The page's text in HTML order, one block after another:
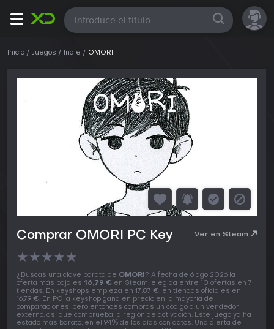
Todas
Inicio Juegos Indie OMORI
Comprar OMORI PC Key Ver en Steam
★★★★★
¿Buscas una clave barata de OMORI? A fecha de 6 ago 2026 la
oferta más baja es 16,79 € en Steam, elegida entre 10 ofertas en 7
tiendas. En keyshops empieza en 17,87 €, en tiendas oficiales en
16,79 €. En PC la keyshop gana en precio en la mayoría de
comparaciones, pero entonces compras un código a un vendedor
externo, así que comprueba la región de activación. Este juego ya ha
estado más barato, en el 94% de los días con datos. Una alerta de